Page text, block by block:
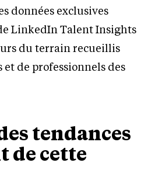
données exclusives
LinkedIn Talent Insights
du terrain recueillis
et de professionnels des
tendances
de cette